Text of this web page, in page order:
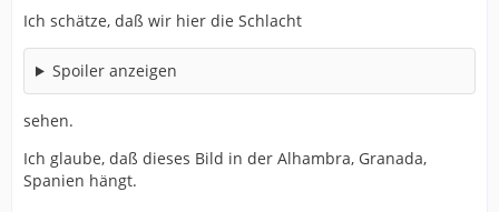
Ich schätze, daß wir hier die Schlacht
Spoiler anzeigen
sehen.
Ich glaube, daß dieses Bild in der Alhambra, Granada,
Spanien hängt.